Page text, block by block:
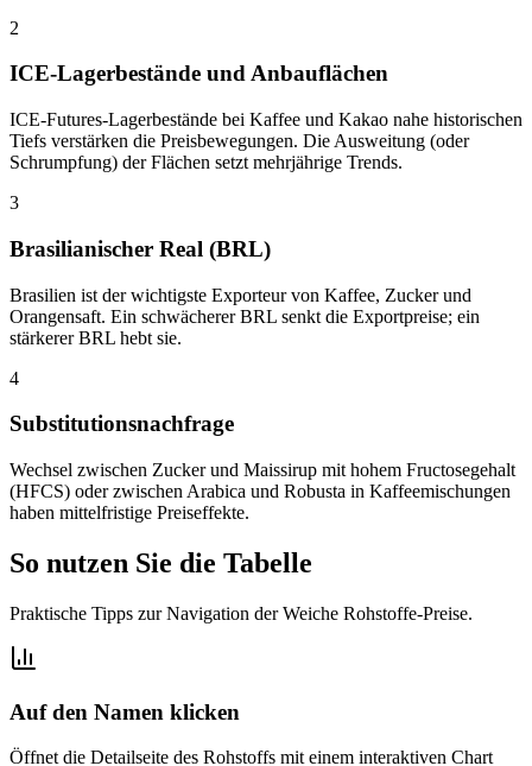
2
ICE-Lagerbestände und Anbauflächen
ICE-Futures-Lagerbestände bei Kaffee und Kakao nahe historischen
Tiefs verstärken die Preisbewegungen. Die Ausweitung (oder
Schrumpfung) der Flächen setzt mehrjährige Trends.
3
Brasilianischer Real (BRL)
Brasilien ist der wichtigste Exporteur von Kaffee, Zucker und
Orangensaft. Ein schwächerer BRL senkt die Exportpreise; ein
stärkerer BRL hebt sie.
4
Substitutionsnachfrage
Wechsel zwischen Zucker und Maissirup mit hohem Fructosegehalt
(HFCS) oder zwischen Arabica und Robusta in Kaffeemischungen
haben mittelfristige Preiseffekte.
So nutzen Sie die Tabelle
Praktische Tipps zur Navigation der Weiche Rohstoffe-Preise.
Auf den Namen klicken
Öffnet die Detailseite des Rohstoffs mit einem interaktiven Chart